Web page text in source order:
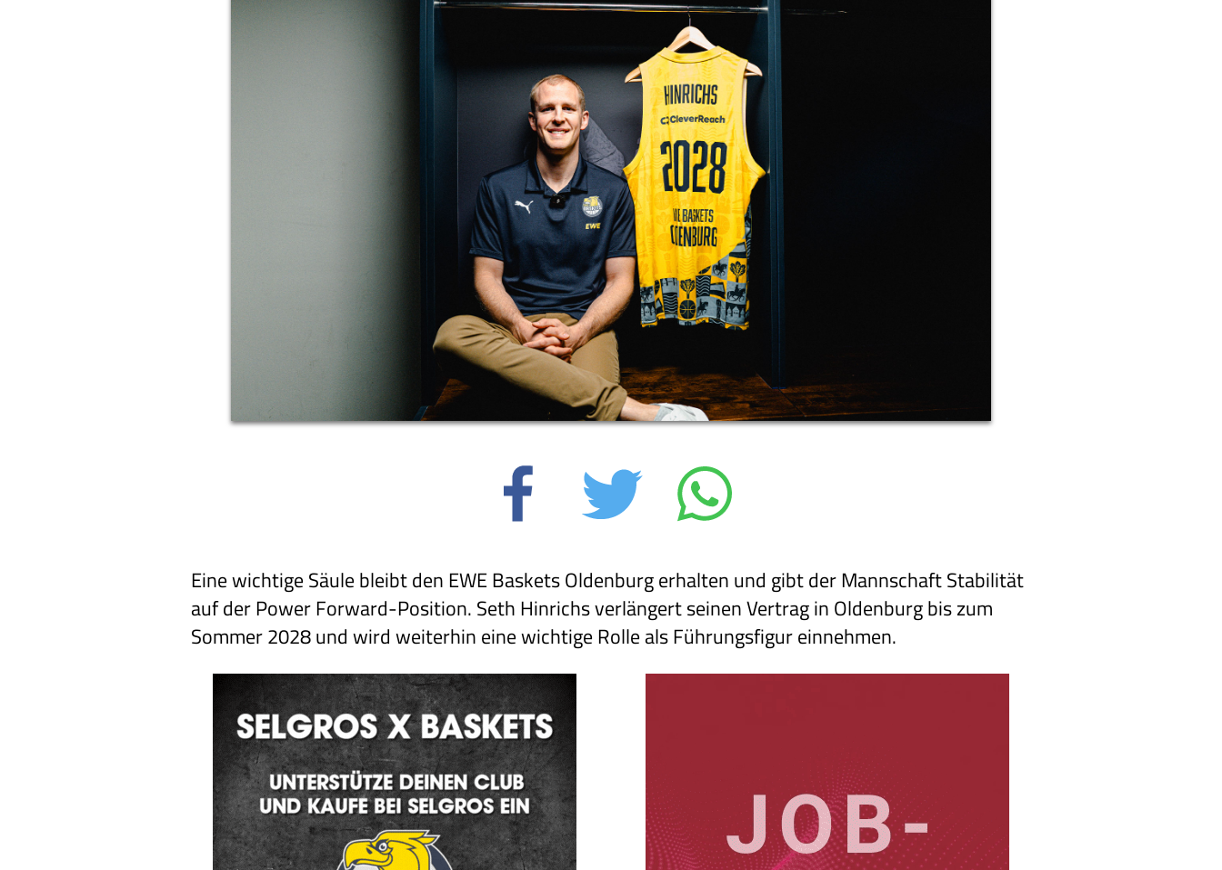
Eine wichtige Säule bleibt den EWE Baskets Oldenburg erhalten und gibt der Mannschaft Stabilität
auf der Power Forward-Position. Seth Hinrichs verlängert seinen Vertrag in Oldenburg bis zum
Sommer 2028 und wird weiterhin eine wichtige Rolle als Führungsfigur einnehmen.